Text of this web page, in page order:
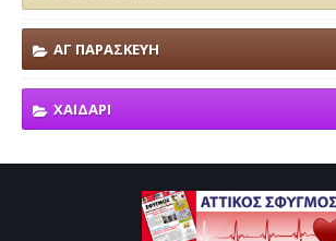
ΑΓ ΠΑΡΑΣΚΕΥΗ
ΧΑΙΔΑΡΙ